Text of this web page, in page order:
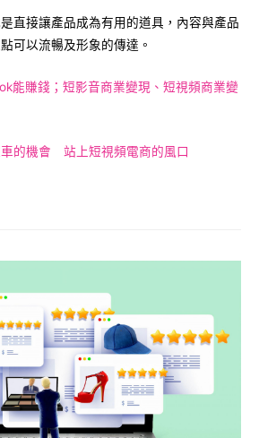
直接讓產品成為有用的道具，內容與產品
可以流暢及形象的傳達。
能賺錢；短影音商業變現、短視頻商業變
的機會 站上短視頻電商的風口